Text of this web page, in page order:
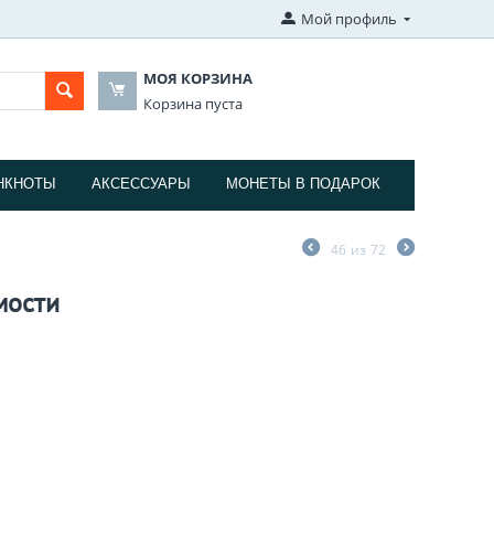
Мой профиль
МОЯ КОРЗИНА
Корзина пуста
АКСЕССУАРЫ МОНЕТЫ В ПОДАРОК
46 из 72